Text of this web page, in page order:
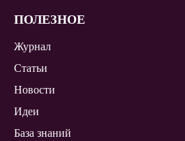
ПОЛЕЗНОЕ
Журнал
Статьи
Новости
Идеи
База знаний